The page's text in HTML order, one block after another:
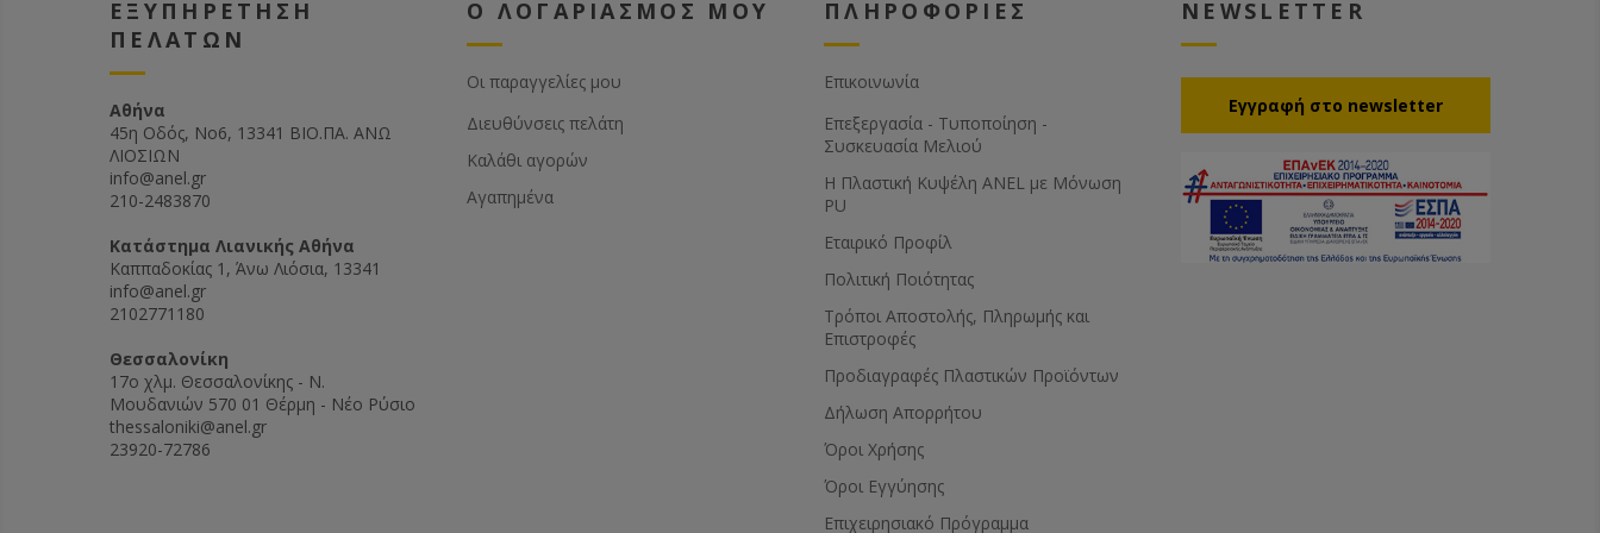
ΕΞΥΠΗΡΕΤΗΣΗ
ΠΕΛΑΤΩΝ
Αθήνα
45η Οδός, Νο6, 13341 ΒΙΟ.ΠΑ. ΑΝΩ
ΛΙΟΣΙΩΝ
info@anel.gr
210-2483870
Kατάστημα Λιανικής Αθήνα
Καππαδοκίας 1, Άνω Λιόσια, 13341
info@anel.gr
2102771180
Θεσσαλονίκη
17ο χλμ. Θεσσαλονίκης - Ν.
Μουδανιών 570 01 Θέρμη - Νέο Ρύσιο
thessaloniki@anel.gr
23920-72786
Ο ΛΟΓΑΡΙΑΣΜΟΣ ΜΟΥ
Οι παραγγελίες μου
Διευθύνσεις πελάτη
Καλάθι αγορών
Αγαπημένα
ΠΛΗΡΟΦΟΡΙΕΣ
Επικοινωνία
Επεξεργασία - Τυποποίηση -
Συσκευασία Μελιού
Η Πλαστική Κυψέλη ANEL με Μόνωση
PU
Εταιρικό Προφίλ
Πολιτική Ποιότητας
Τρόποι Αποστολής, Πληρωμής και
Επιστροφές
Προδιαγραφές Πλαστικών Προϊόντων
Δήλωση Απορρήτου
Όροι Χρήσης
Όροι Εγγύησης
Eπιχειρησιακό Πρόγραμμα
NEWSLETTER
Eγγραφή στο newsletter